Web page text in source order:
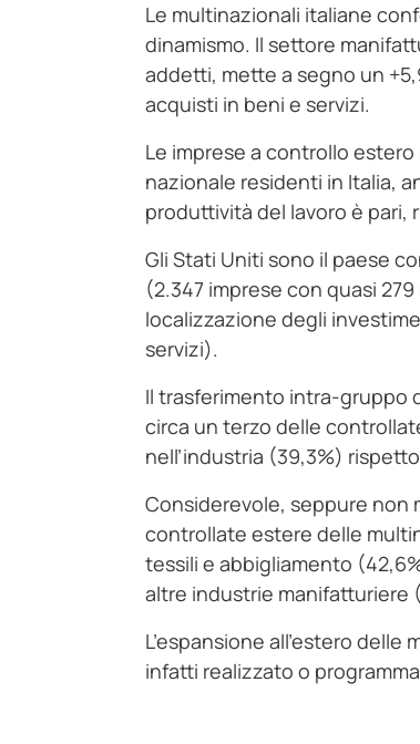
Le multinazionali italiane
dinamismo. Il settore
addetti, mette a segno un
acquisti in beni e servizi.
Le imprese a controllo
nazionale residenti in Italia,
produttività del lavoro è pari,
Gli Stati Uniti sono il paese
(2.347 imprese con quasi
localizzazione degli
servizi).
Il trasferimento intra-gruppo
circa un terzo delle
nell’industria (39,3%)
Considerevole, seppure non
controllate estere delle
tessili e abbigliamento
altre industrie manifatturiere
L’espansione all’estero
infatti realizzato o